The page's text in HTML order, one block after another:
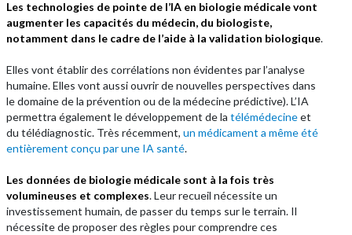
Les technologies de pointe de l’IA en biologie médicale vont
augmenter les capacités du médecin, du biologiste,
notamment dans le cadre de l’aide à la validation biologique.
Elles vont établir des corrélations non évidentes par l’analyse
humaine. Elles vont aussi ouvrir de nouvelles perspectives dans
le domaine de la prévention ou de la médecine prédictive). L’IA
permettra également le développement de la télémédecineet
du télédiagnostic. Très récemment, un médicament a même été
entièrement conçu par une IA santé.
Les données de biologie médicale sont à la fois très
volumineuses et complexes. Leur recueil nécessite un
investissement humain, de passer du temps sur le terrain. Il
nécessite de proposer des règles pour comprendre ces